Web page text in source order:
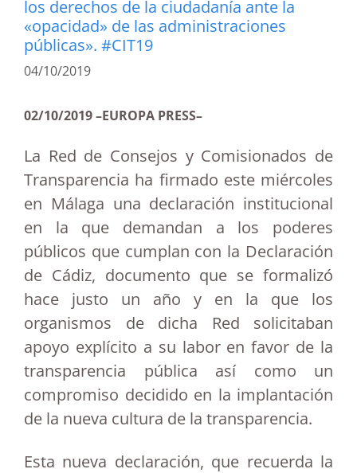
los derechos de la ciudadanía ante la
«opacidad» de las administraciones
públicas». #CIT19
04/10/2019
02/10/2019 –EUROPA PRESS–
La Red de Consejos y Comisionados de
Transparencia ha firmado este miércoles
en Málaga una declaración institucional
en la que demandan a los poderes
públicos que cumplan con la Declaración
de Cádiz, documento que se formalizó
hace justo un año y en la que los
organismos de dicha Red solicitaban
apoyo explícito a su labor en favor de la
transparencia pública así como un
compromiso decidido en la implantación
de la nueva cultura de la transparencia.
Esta nueva declaración, que recuerda la